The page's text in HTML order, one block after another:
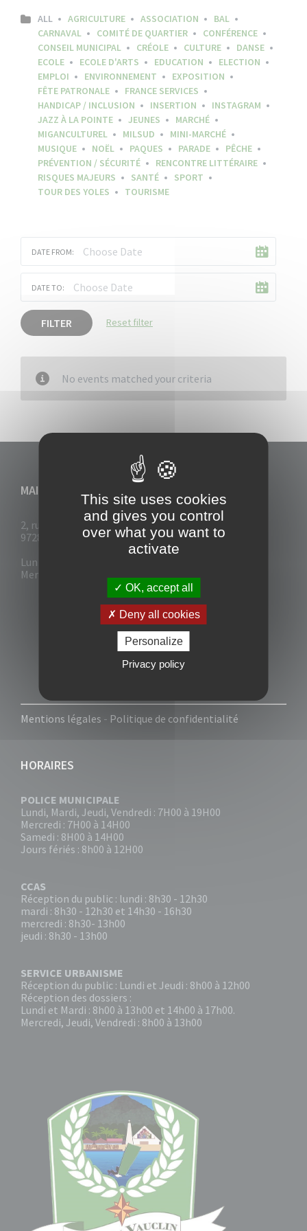
ALL AGRICULTURE ASSOCIATION
BAL
CARNAVAL
COMITÉ DE QUARTIER
CONFÉRENCE
CONSEIL MUNICIPAL
CRÉOLE CULTURE
DANSE
ECOLE
ECOLE D'ARTS EDUCATION
ELECTION
EMPLOI
ENVIRONNEMENT
EXPOSITION
FÊTE PATRONALE
FRANCE SERVICES
HANDICAP / INCLUSION
INSERTION
INSTAGRAM
JAZZ À LA POINTE
JEUNES
MARCHÉ
MIGANCULTUREL
MILSUD
MINI-MARCHÉ
MUSIQUE
NOËL PAQUES PARADE
PÊCHE
PRÉVENTION / SÉCURITÉ
RENCONTRE LITTÉRAIRE
RISQUES MAJEURS
SANTÉ
SPORT
TOUR DES YOLES
TOURISME
DATE FROM:
DATE TO:
FILTER Reset filter
No events matched your criteria
MAIRIE DU VAUCLIN
2, rue Collignon
97280 Le Vauclin
Lun - Mar : 7h30- 13h & 14h-17h
Mer-Jeu-Vend : 7h30 - 13h30
Mentions légales - Politique de confidentialité
HORAIRES
POLICE MUNICIPALE
Lundi, Mardi, Jeudi, Vendredi : 7H00 à 19H00
Mercredi : 7H00 à 14H00
Samedi : 8H00 à 14H00
Jours fériés : 8h00 à 12H00
CCAS
Réception du public : lundi : 8h30 - 12h30
mardi : 8h30 - 12h30 et 14h30 - 16h30
mercredi : 8h30- 13h00
jeudi : 8h30 - 13h00
SERVICE URBANISME
Réception du public : Lundi et Jeudi : 8h00 à 12h00
Réception des dossiers :
Lundi et Mardi : 8h00 à 13h00 et 14h00 à 17h00.
Mercredi, Jeudi, Vendredi : 8h00 à 13h00
This site uses cookies
and gives you control
over what you want to
activate
OK, accept all
Deny all cookies
Personalize
Privacy policy